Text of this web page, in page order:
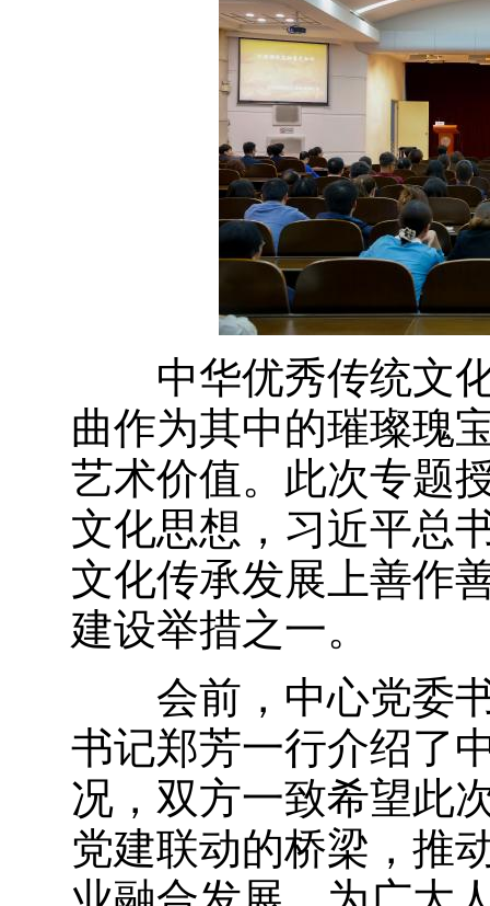
中华优秀传统文化
曲作为其中的璀璨瑰
艺术价值。此次专题
文化思想，习近平总
文化传承发展上善作
建设举措之一。
会前，中心党委书
书记郑芳一行介绍了
况，双方一致希望此
党建联动的桥梁，推